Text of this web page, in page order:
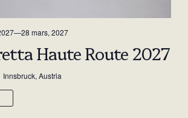
Haute Route 2027
—28 mars, 2027
Innsbruck, Austria